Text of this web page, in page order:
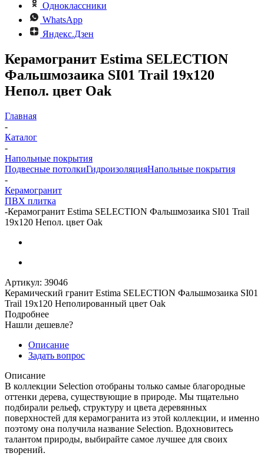
Одноклассники
WhatsApp
Яндекс.Дзен
Керамогранит Estima SELECTION
Фальшмозаика SI01 Trail 19x120
Непол. цвет Oak
Главная
-
Каталог
-
Напольные покрытия
Подвесные потолкиГидроизоляцияНапольные покрытия
-
Керамогранит
ПВХ плитка
-Керамогранит Estima SELECTION Фальшмозаика SI01 Trail
19x120 Непол. цвет Oak
Артикул: 39046
Керамический гранит Estima SELECTION Фальшмозаика SI01
Trail 19x120 Неполированный цвет Oak
Подробнее
Нашли дешевле?
Описание
Задать вопрос
Описание
В коллекции Selection отобраны только самые благородные
оттенки дерева, существующие в природе. Мы тщательно
подбирали рельеф, структуру и цвета деревянных
поверхностей для керамогранита из этой коллекции, и именно
поэтому она получила название Selection. Вдохновитесь
талантом природы, выбирайте самое лучшее для своих
творений.